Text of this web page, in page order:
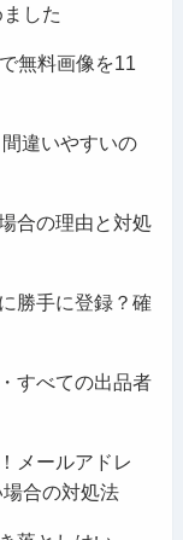
した
無料画像を11
違いやすいの
合の理由と対処
勝手に登録？確
すべての出品者
メールアドレ
合の対処法